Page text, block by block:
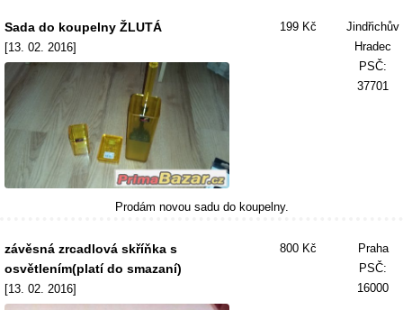
Sada do koupelny ŽLUTÁ
[13. 02. 2016]
199 Kč
Jindřichův
Hradec
PSČ:
37701
Prodám novou sadu do koupelny.
závěsná zrcadlová skříňka s
osvětlením(platí do smazaní)
[13. 02. 2016]
800 Kč
Praha
PSČ:
16000